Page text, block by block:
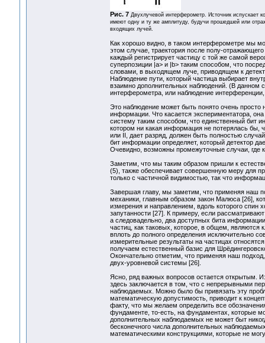
Рис. 7 Двухлучевой интерферометр. Источник испускает
имеют одну и ту же амплитуду, будучи прошедшей или
входящих лучей.
Как хорошо видно, в таком интерферометре мы
этом случае, траектория после полу-
каждый регистрирует частицу с той же самой
суперпозиции |a> и |b> таким способом, что
словами, в выходящем луче, приводящем к
Наблюдение пути, который частица выбирает
взаимно дополнительных наблюдений. (В данном
интерферометра, или наблюдение
Это наблюдение может быть понято очень
информации. Что касается экспериментатора,
систему таким способом, что единственный бит
котором ни какая информация не потерялась бы,
или II, дает разряд, должен быть полностью
бит информации определяет, который детектор
Очевидно, возможны промежуточные случаи, где
Заметим, что мы таким образом пришли к
(5), также обеспечивает совершенную меру для
только с частичной видимостью, так что
Завершая главу, мы заметим, что применяя наш
механики, главным образом закон Малюса [26],
измерения и направлением, вдоль которого
запутанности [27]. К примеру, если
а следовадельно, два доступных бита
частиц, как таковых, которое, в общем, являются
вплоть до полного определения исключительно
измерительные результаты на частицах
получаем естественный базис для
Окончательно отметим, что применяя наш
двух-уровневой системы [26].
Ясно, ряд важных вопросов остается открытым.
здесь заключается в том, что с непрерывными
наблюдаемых. Можно было бы привязать эту
математическую допустимость, приводит к
факту, что мы желаем определить все
фундаменте, то-есть, на фундаментах, которые
дополнительных наблюдаемых не может быт
бесконечного числа дополнительных
математическими конструкциями, которые не